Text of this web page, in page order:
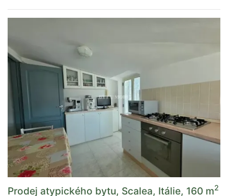
Prodej atypického bytu, Scalea, Itálie, 160 m2